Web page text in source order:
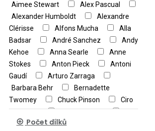
Aimee Stewart
Alex Pascual
Alexander Humboldt
Alexandre
Clérisse
Alfons Mucha
Alla
Badsar
André Sanchez
Andy
Kehoe
Anna Searle
Anne
Stokes
Anton Pieck
Antoni
Gaudí
Arturo Zarraga
Barbara Behr
Bernadette
Twomey
Chuck Pinson
Ciro
Marchetti
Claude Monet
Cloude Monet
Počet dílků